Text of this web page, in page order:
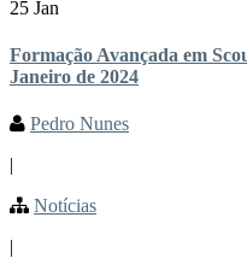
25 Jan
Formação Avançada em
Janeiro de 2024
Pedro Nunes
|
Notícias
|